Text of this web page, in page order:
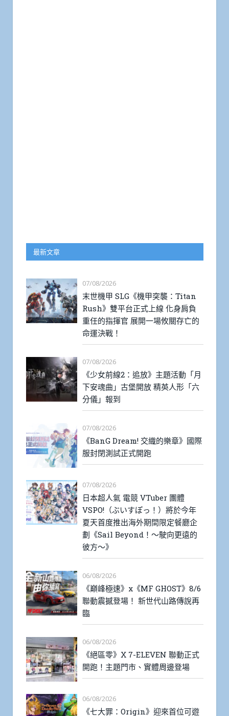
最新文章
07/08/2026
末世機甲 SLG《機甲突襲：Titan
Rush》雙平台正式上線 化身肩負
重任的指揮官 展開一場攸關存亡的
命運決戰！
07/08/2026
《少女前線2：追放》主題活動「月
下安魂曲」古堡開放 精英人形「六
分儀」報到
07/08/2026
《BanG Dream! 交織的樂章》國際
服封閉測試正式開跑
07/08/2026
日本超人氣 電競 VTuber 團體
VSPO!（ぶいすぽっ！）將於今年
夏天首度推出海外期間限定餐廳企
劃《Sail Beyond！～駛向更遠的
彼方～》
06/08/2026
《巔峰極速》x《MF GHOST》8/6
聯動震撼登場！ 新世代山路傳說再
臨
06/08/2026
《絕區零》X 7-ELEVEN 聯動正式
開跑！主題門市、實體周邊登場
06/08/2026
《七大罪：Origin》迎來首位可遊